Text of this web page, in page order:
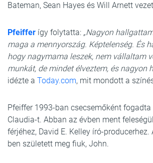
Bateman, Sean Hayes és Will Arnett
Pfeiffer így folytatta: „Nagyon
maga a mennyország. Képtelenség. És
hogy nagymama leszek, nem vállaltam
munkát, de mindet élveztem, és nagyon
idézte a Today.com, mit mondott a
Pfeiffer 1993-ban csecsemőként
Claudia-t. Abban az évben ment
férjéhez, David E. Kelley író-
ben született meg fiuk, John.